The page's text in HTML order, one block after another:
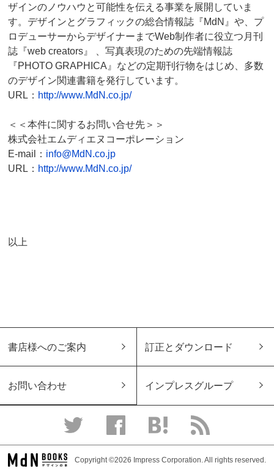
ザインのノウハウと可能性を伝える事業を展開していま
す。デザインとグラフィックの総合情報誌『MdN』や、プ
ロデューサーからデザイナーまでWeb制作者に役立つ月刊
誌『web creators』 、写真表現のための先端情報誌
『PHOTO GRAPHICA』などの定期刊行物をはじめ、多数
のデザイン関連書籍を発行しています。
URL： http://www.MdN.co.jp/
＜＜本件に関するお問い合せ先＞＞
株式会社エムディエヌコーポレーション
E-mail： info@MdN.co.jp
URL： http://www.MdN.co.jp/
以上
書店様へのご案内 訂正とダウンロード
お問い合わせ インプレスグループ
Copyright ©2026 Impress Corporation. All rights reserved.